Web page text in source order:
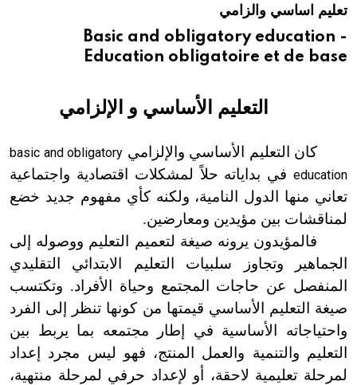
هيئة الموسوعة العربية تطلق موسوعات جديدة في عام 2026
تعليم اساسي والزامي
Basic and obligatory education -
Education obligatoire et de base
التعليم الأساسي و الإلزامي
كان التعليم الأساسي والإلزامي basic and obligatory
education في بداياته حلاً لمشكلات اقتصادية واجتماعية
تعاني منها الدول النامية، ولكنه كأي مفهوم جديد خضع
لمناقشات بين مؤيدين ومعارضين.
فالمؤيدون يرونه صيغة لتعميم التعليم ووصوله إلى
الجماهير وتجاوز سلبيات التعليم الابتدائي التقليدي
المنفصل عن حاجات المجتمع وحياة الأفراد. وتكتسب
صيغة التعليم الأساسي قيمتها من كونها تنظر إلى الفرد
واحتياجاته الأساسية في إطار مجتمعه بما يربط بين
التعليم والتنمية والعمل المنتج، فهو ليس مجرد إعداد
لمرحلة تعليمية لاحقة، أو لإعداد حرفي لمرحلة منتهية،